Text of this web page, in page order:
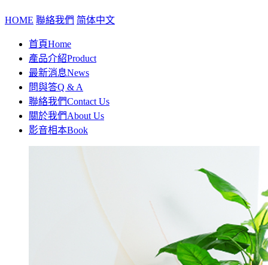
HOME 聯絡我們 简体中文
首頁Home
產品介紹Product
最新消息News
問與答Q & A
聯絡我們Contact Us
關於我們About Us
影音相本Book